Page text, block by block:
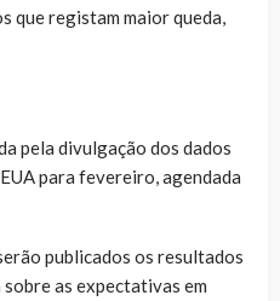
registam maior queda,
pela divulgação dos dados
para fevereiro, agendada
publicados os resultados
as expectativas em